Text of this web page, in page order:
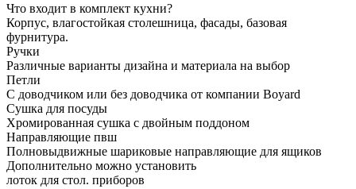
Что входит в комплект кухни?
Корпус, влагостойкая столешница, фасады, базовая
фурнитура.
Ручки
Различные варианты дизайна и материала на выбор
Петли
С доводчиком или без доводчика от компании Boyard
Сушка для посуды
Хромированная сушка с двойным поддоном
Направляющие пвш
Полновыдвижные шариковые направляющие для ящиков
Дополнительно можно установить
лоток для стол. приборов